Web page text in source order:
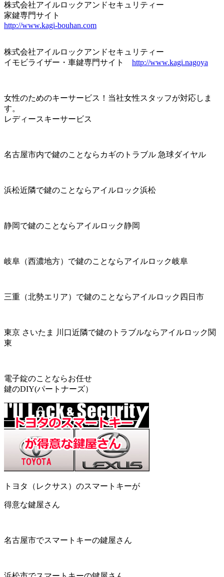
株式会社アイルロックアンドセキュリティー
家鍵専門サイト
http://www.kagi-bouhan.com
株式会社アイルロックアンドセキュリティー
イモビライザー・車鍵専門サイト http://www.kagi.nagoya
女性のためのキーサービス！当社女性スタッフが対応しま
す。
レディースキーサービス
名古屋市内で鍵のことならカギのトラブル 急球ダイヤル
浜松近隣で鍵のことならアイルロック浜松
静岡で鍵のことならアイルロック静岡
岐阜（西濃地方）で鍵のことならアイルロック岐阜
三重（北勢エリア）で鍵のことならアイルロック四日市
東京 さいたま 川口近隣で鍵のトラブルならアイルロック関
東
電子錠のことならお任せ
鍵のDIY(パートナーズ）
トヨタ（レクサス）のスマートキーが
得意な鍵屋さん
名古屋市でスマートキーの鍵屋さん